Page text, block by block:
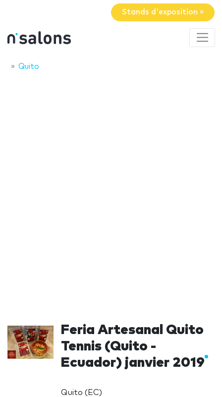
Stands d'exposition »
Quito
Feria Artesanal Quito
Tennis (Quito -
Ecuador) janvier 2019
Quito (EC)